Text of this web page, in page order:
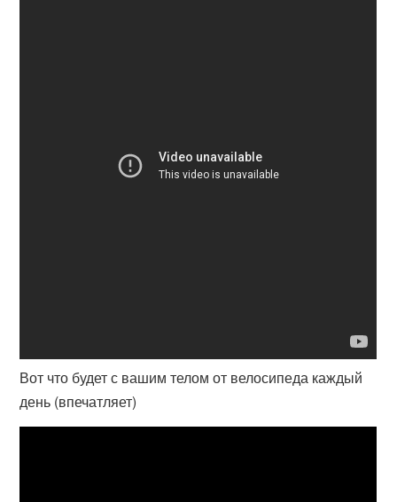
Вот что будет с вашим телом от велосипеда каждый
день (впечатляет)